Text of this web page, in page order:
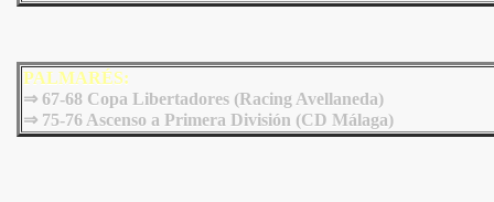
PALMARÉS:
⇒ 67-68 Copa Libertadores (Racing Avellaneda)
⇒ 75-76 Ascenso a Primera División (CD Málaga)